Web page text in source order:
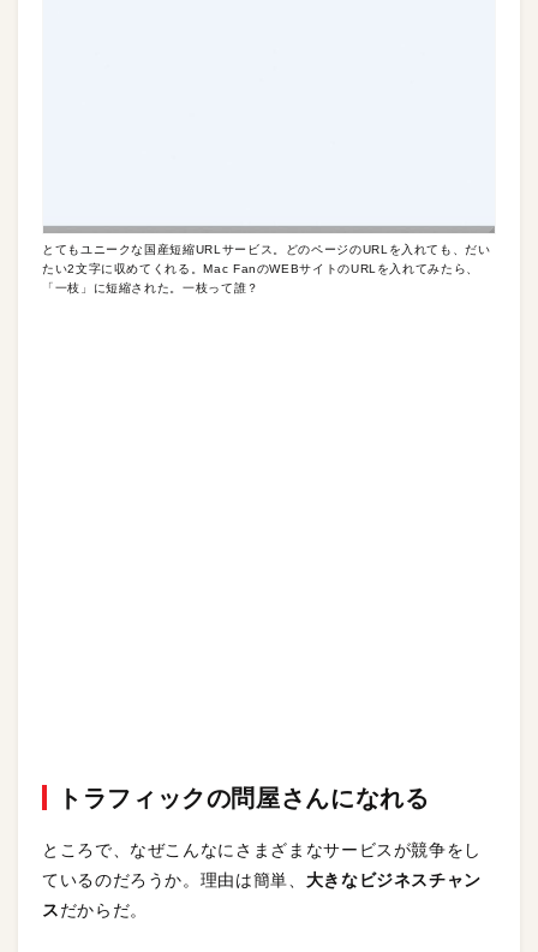
とてもユニークな国産短縮URLサービス。どのページのURLを入れても、だい
たい2文字に収めてくれる。Mac FanのWEBサイトのURLを入れてみたら、
「一枝」に短縮された。一枝って誰？
トラフィックの問屋さんになれる
ところで、なぜこんなにさまざまなサービスが競争をし
ているのだろうか。理由は簡単、 大きなビジネスチャン
スだからだ。